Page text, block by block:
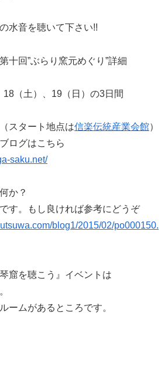
水音を聴いて下さい!!
十回”ぶらり窯元めぐり”詳細
（土）、19（日）の3日間
スタート地点は信楽伝統産業会館）
ログはこちら
saku.net/
か？
す。もし良ければ参考にどうぞ
blog1/2015/02/po000150.
窟を聴こう』イベントは
ームがあるところです。